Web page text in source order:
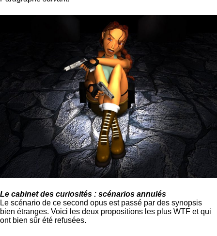
Le cabinet des curiosités : scénarios annulés
Le scénario de ce second opus est passé par des synopsis
bien étranges. Voici les deux propositions les plus WTF et qui
ont bien sûr été refusées.